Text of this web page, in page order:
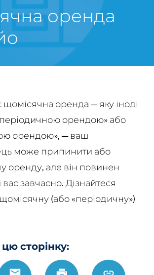
оренда
оренда — яку іноді
орендою» або
орендою», — ваш
може припинити або
оренду, але він повинен
завчасно. Дізнайтеся
(або «періодичну»)
сторінку:
Роздрукувати
https://
Link